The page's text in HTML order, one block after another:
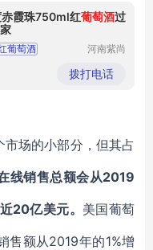
霞珠750ml红葡萄酒过
葡萄酒
河南紫尚
技有限公
司
拨打电话
场的小部分， 但其占
线销售总额会从2019
20亿美元。 美国葡萄
售额从2019年的1%增